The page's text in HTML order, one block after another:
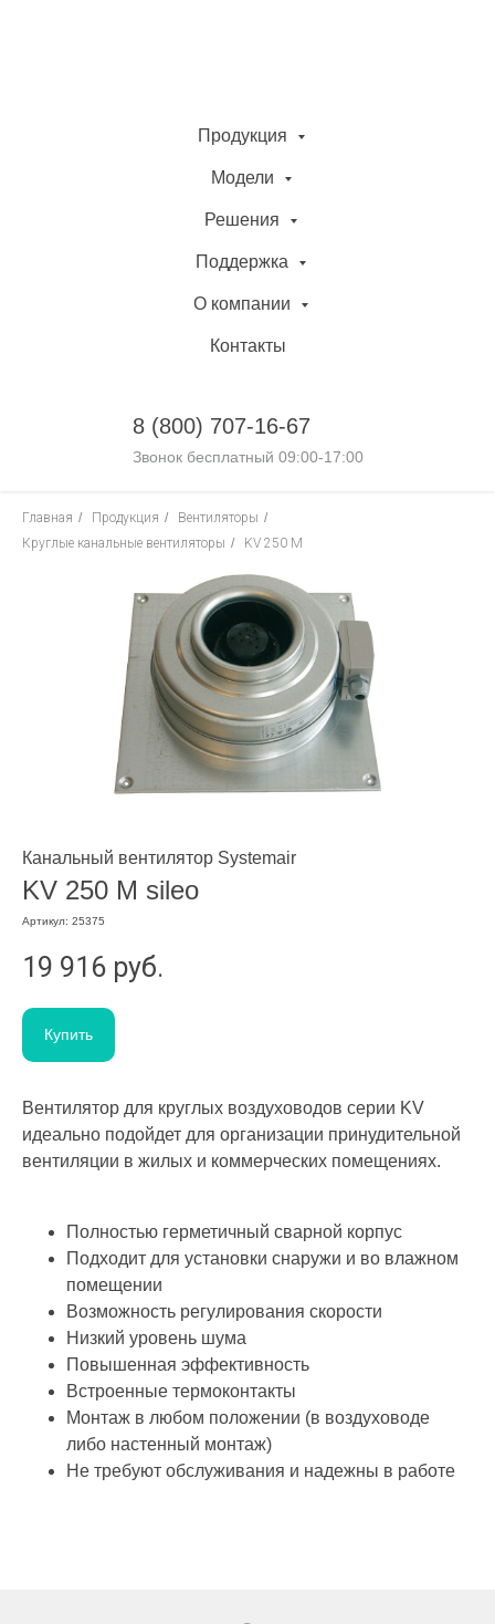
Продукция
Модели
Решения
Поддержка
О компании
Контакты
8 (800) 707-16-67
Звонок бесплатный 09:00-17:00
Главная / Продукция / Вентиляторы /
Круглые канальные вентиляторы / KV 250 M
Канальный вентилятор Systemair
KV 250 M sileo
Артикул: 25375
19 916 руб.
Купить
Вентилятор для круглых воздуховодов серии KV
идеально подойдет для организации принудительной
вентиляции в жилых и коммерческих помещениях.
Полностью герметичный сварной корпус
Подходит для установки снаружи и во влажном
помещении
Возможность регулирования скорости
Низкий уровень шума
Повышенная эффективность
Встроенные термоконтакты
Монтаж в любом положении (в воздуховоде
либо настенный монтаж)
Не требуют обслуживания и надежны в работе